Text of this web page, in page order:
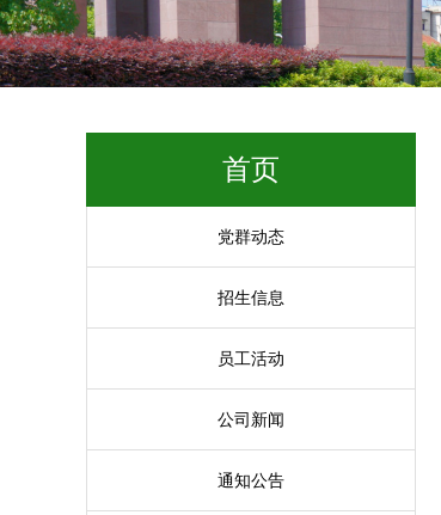
首页
党群动态
招生信息
员工活动
公司新闻
通知公告